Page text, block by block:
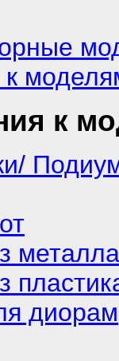
к
металла
диорам